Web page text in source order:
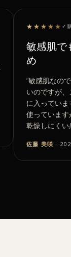
★★★★★ ✓
敏感肌で
め
“敏感肌なの
いのですが
に入ってい
使っていま
乾燥しにく
佐藤 美咲 ·